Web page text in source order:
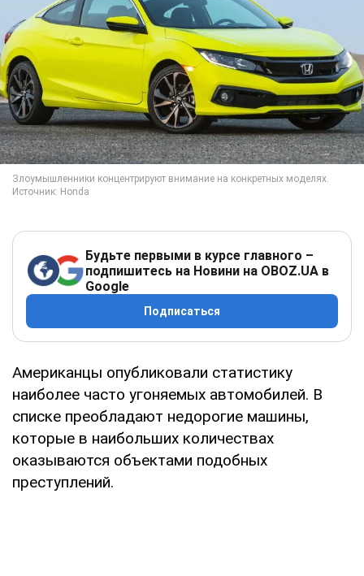
Будьте первыми в курсе главного –
подпишитесь на Новини на OBOZ.UA в
Google
Подписаться
Американцы опубликовали статистику
наиболее часто угоняемых автомобилей. В
списке преобладают недорогие машины,
которые в наибольших количествах
оказываются объектами подобных
преступлений.